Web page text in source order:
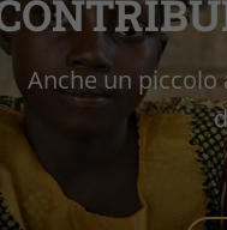
Anche un